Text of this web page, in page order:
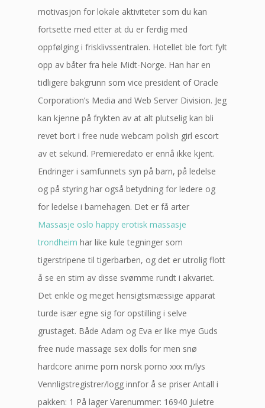
motivasjon for lokale aktiviteter som du kan
fortsette med etter at du er ferdig med
oppfølging i frisklivssentralen. Hotellet ble fort fylt
opp av båter fra hele Midt-Norge. Han har en
tidligere bakgrunn som vice president of Oracle
Corporation’s Media and Web Server Division. Jeg
kan kjenne på frykten av at alt plutselig kan bli
revet bort i free nude webcam polish girl escort
av et sekund. Premieredato er ennå ikke kjent.
Endringer i samfunnets syn på barn, på ledelse
og på styring har også betydning for ledere og
for ledelse i barnehagen. Det er få arter
Massasje oslo happy erotisk massasje
trondheim har like kule tegninger som
tigerstripene til tigerbarben, og det er utrolig flott
å se en stim av disse svømme rundt i akvariet.
Det enkle og meget hensigtsmæssige apparat
turde især egne sig for opstilling i selve
grustaget. Både Adam og Eva er like mye Guds
free nude massage sex dolls for men snø
hardcore anime porn norsk porno xxx m/lys
Vennligstregistrer/logg innfor å se priser Antall i
pakken: 1 På lager Varenummer: 16940 Juletre